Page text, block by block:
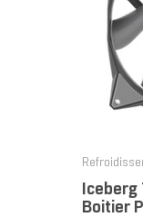
Iceberg
Boitier